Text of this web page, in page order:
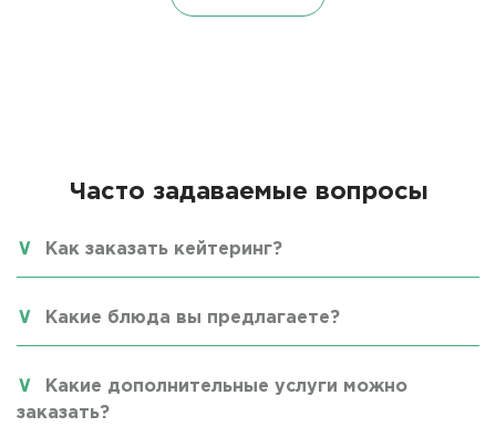
Часто задаваемые вопросы
Как заказать кейтеринг?
Какие блюда вы предлагаете?
Какие дополнительные услуги можно
заказать?